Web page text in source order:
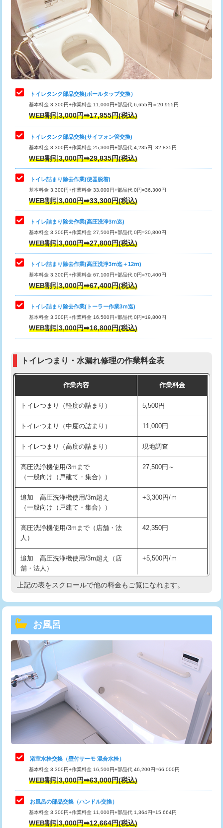
トイレタンク部品交換(ボールタップ交換）
基本料金 3,300円+作業料金 11,000円+部品代 6,655円＝20,955円
WEB割引3,000円➡17,955円(税込)
トイレタンク部品交換(サイフォン管交換)
基本料金 3,300円+作業料金 25,300円+部品代 4,235円=32,835円
WEB割引3,000円➡29,835円(税込)
トイレ詰まり除去作業(便器脱着)
基本料金 3,300円+作業料金 33,000円+部品代 0円=36,300円
WEB割引3,000円➡33,300円(税込)
トイレ詰まり除去作業(高圧洗浄3ⅿ迄)
基本料金 3,300円+作業料金 27,500円+部品代 0円=30,800円
WEB割引3,000円➡27,800円(税込)
トイレ詰まり除去作業(高圧洗浄3ⅿ迄＋12ⅿ)
基本料金 3,300円+作業料金 67,100円+部品代 0円=70,400円
WEB割引3,000円➡67,400円(税込)
トイレ詰まり除去作業(トーラー作業3ｍ迄)
基本料金 3,300円+作業料金 16,500円+部品代 0円=19,800円
WEB割引3,000円➡16,800円(税込)
トイレつまり・水漏れ修理の作業料金表
作業内容 作業料金
トイレつまり（軽度の詰まり） 5,500円
トイレつまり（中度の詰まり） 11,000円
トイレつまり（高度の詰まり） 現地調査
高圧洗浄機使用/3mまで
（一般向け（戸建て・集合））
27,500円～
追加 高圧洗浄機使用/3m超え
（一般向け（戸建て・集合））
+3,300円/ｍ
高圧洗浄機使用/3mまで（店舗・法
人）
42,350円
追加 高圧洗浄機使用/3m超え（店
舗・法人）
+5,500円/ｍ
高度高圧洗浄換 現地調査
トーラー機使用/3mまで
追加トーラー機使用/3m超え
カメラ調査 33,000円
桝清掃 8,800円
止水・漏水調査・防水処理・清掃・修
理・調整・分解・加工など（軽作業）
止水・漏水調査・防水処理・清掃・修
理・調整・分解・加工など（中作業）
22,000円
止水・漏水調査・防水処理・清掃・修
理・調整・分解・加工など（重作業）
33,000円
トイレタンク脱着
トイレ便器脱着
上記の表をスクロールで他の料金もご覧になれます。
お風呂
浴室水栓交換（壁付サーモ 混合水栓）
基本料金 3,300円+作業料金 16,500円+部品代 46,200円=66,000円
WEB割引3,000円➡63,000円(税込)
お風呂の部品交換（ハンドル交換）
基本料金 3,300円+作業料金 11,000円+部品代 1,364円=15,664円
WEB割引3,000円➡12,664円(税込)